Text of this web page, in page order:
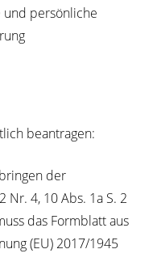
persönliche
beantragen:
der
Nr. 4, 10 Abs. 1a S. 2
das Formblatt aus
(EU) 2017/1945